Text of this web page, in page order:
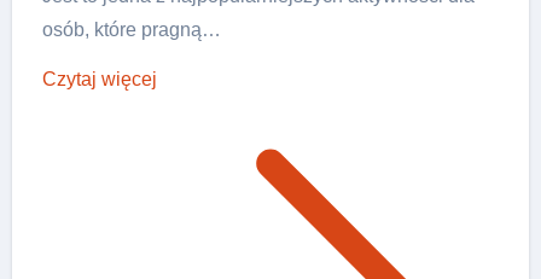
osób, które pragną…
Czytaj więcej